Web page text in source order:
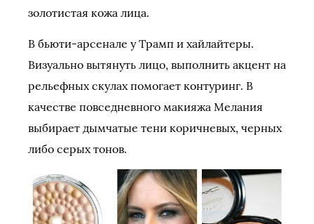
золотистая кожа лица.
В бьюти-арсенале у Трамп и хайлайтеры.
Визуально вытянуть лицо, выполнить акцент на
рельефных скулах помогает контуринг. В
качестве повседневного макияжа Мелания
выбирает дымчатые тени коричневых, черных
либо серых тонов.